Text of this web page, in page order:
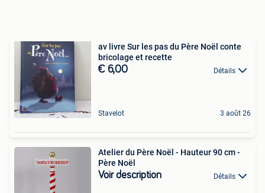
av livre Sur les pas du Père Noël conte
bricolage et recette
€ 6,00 Détails
Stavelot 3 août 26
Atelier du Père Noël - Hauteur 90 cm -
Père Noël
Voir description Détails